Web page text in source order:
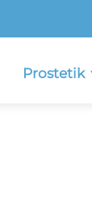
Prostetik